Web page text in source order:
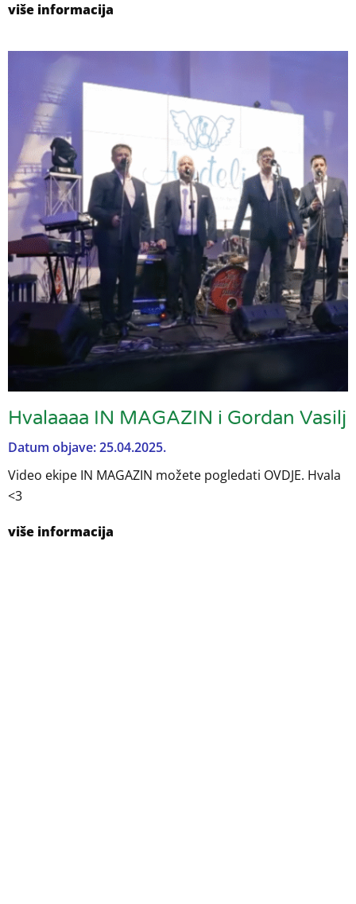
više informacija
Hvalaaaa IN MAGAZIN i Gordan Vasilj
Datum objave: 25.04.2025.
Video ekipe IN MAGAZIN možete pogledati OVDJE. Hvala
<3
više informacija